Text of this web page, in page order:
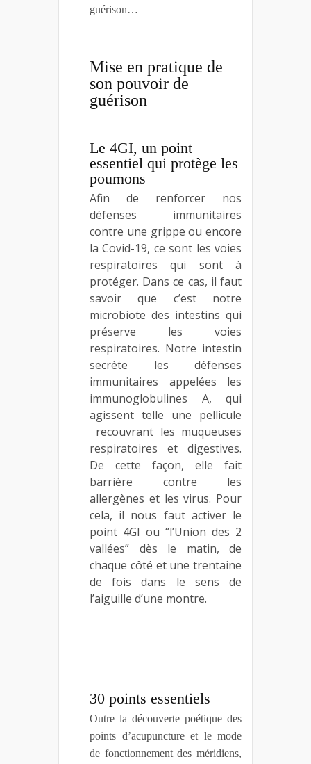
guérison…
Mise en pratique de
son pouvoir de
guérison
Le 4GI, un point
essentiel qui protège les
poumons
Afin de renforcer nos
défenses immunitaires
contre une grippe ou encore
la Covid-19, ce sont les voies
respiratoires qui sont à
protéger. Dans ce cas, il faut
savoir que c’est notre
microbiote des intestins qui
préserve les voies
respiratoires. Notre intestin
secrète les défenses
immunitaires appelées les
immunoglobulines A, qui
agissent telle une pellicule
recouvrant les muqueuses
respiratoires et digestives.
De cette façon, elle fait
barrière contre les
allergènes et les virus. Pour
cela, il nous faut activer le
point 4GI ou “l’Union des 2
vallées” dès le matin, de
chaque côté et une trentaine
de fois dans le sens de
l’aiguille d’une montre.
30 points essentiels
Outre la découverte poétique des
points d’acupuncture et le mode
de fonctionnement des méridiens,